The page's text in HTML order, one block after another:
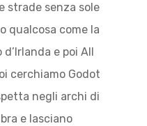
strade senza sole
qualcosa come la
d’Irlanda e poi All
cerchiamo Godot
negli archi di
e lasciano